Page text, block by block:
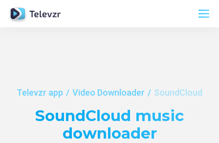
Televzr app Video Downloader SoundCloud
SoundCloud music
downloader